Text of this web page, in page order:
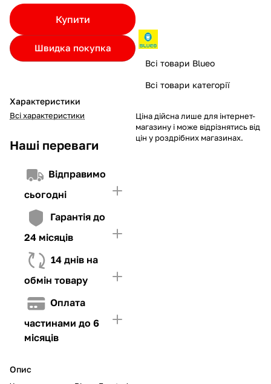
Купити
Швидка покупка
Характеристики
Всі характеристики
Наші переваги
Відправимо
сьогодні
Гарантія до
24 місяців
14 днів на
обмін товару
Оплата
частинами до 6
місяців
Опис
Якщо ліміт нижчий за вартість товару, невистачаючу суму
потрібно внести Першим внеском
4. Мати достатньо коштів для внесення першої частини платежу
та Першого внеску (у разі потреби)
Всі товари Blueo
Всі товари категорії
Ціна дійсна лише для інтернет-
магазину і може відрізнятись від
цін у роздрібних магазинах.